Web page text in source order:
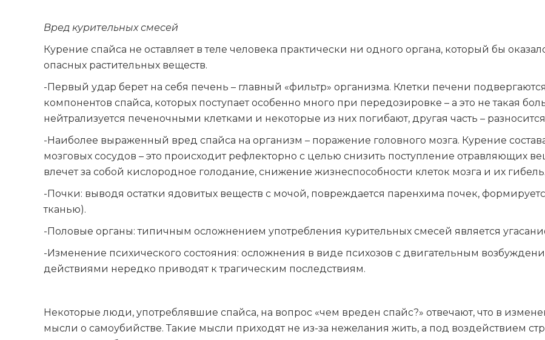
Вред курительных смесей
Курение спайса не оставляет в теле человека практически ни одного органа, который бы
опасных растительных веществ.
-Первый удар берет на себя печень – главный «фильтр» организма. Клетки печени
компонентов спайса, которых поступает особенно много при передозировке – а это не такая
нейтрализуется печеночными клетками и некоторые из них погибают, другая часть –
-Наиболее выраженный вред спайса на организм – поражение головного мозга. Курение
мозговых сосудов – это происходит рефлекторно с целью снизить поступление отравляющих
влечет за собой кислородное голодание, снижение жизнеспособности клеток мозга и их гибель.
-Почки: выводя остатки ядовитых веществ с мочой, повреждается паренхима почек,
тканью).
-Половые органы: типичным осложнением употребления курительных смесей является
-Изменение психического состояния: осложнения в виде психозов с двигательным
действиями нередко приводят к трагическим последствиям.
Некоторые люди, употреблявшие спайса, на вопрос «чем вреден спайс?» отвечают, что в
мысли о самоубийстве. Такие мысли приходят не из-за нежелания жить, а под воздействием